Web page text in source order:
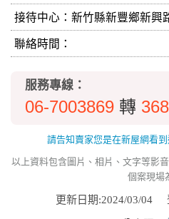
接待中心：新竹縣新豐鄉新興
聯絡時間：
服務專線：
06-7003869 轉
請告知賣家您是在新屋網看到
以上資料包含圖片、相片、文字等影
個案現場
更新日期:2024/03/04